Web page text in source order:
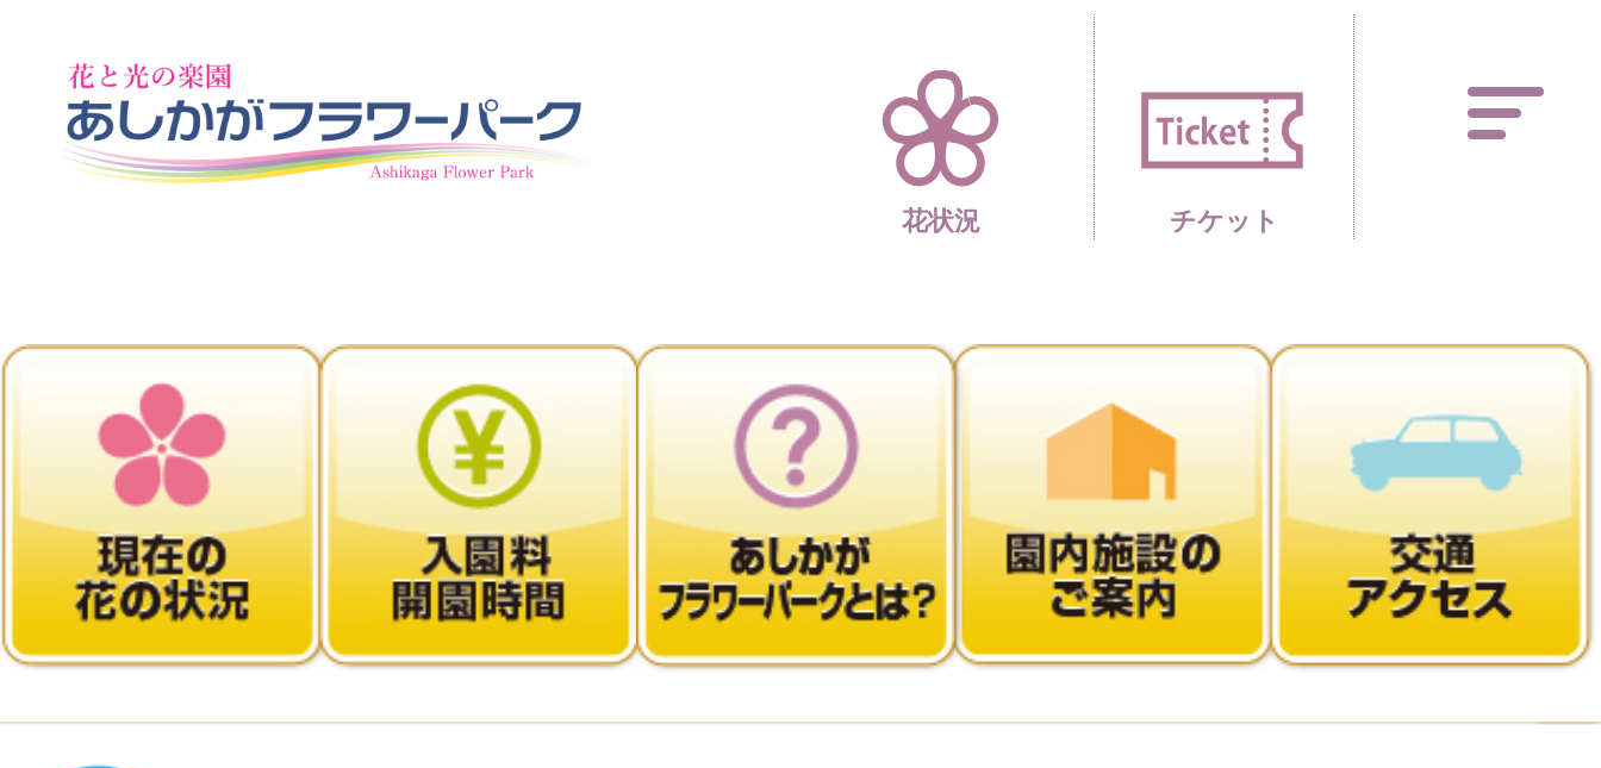
四季折々 花の楽園 あしかがフラワー
花状況 チケット